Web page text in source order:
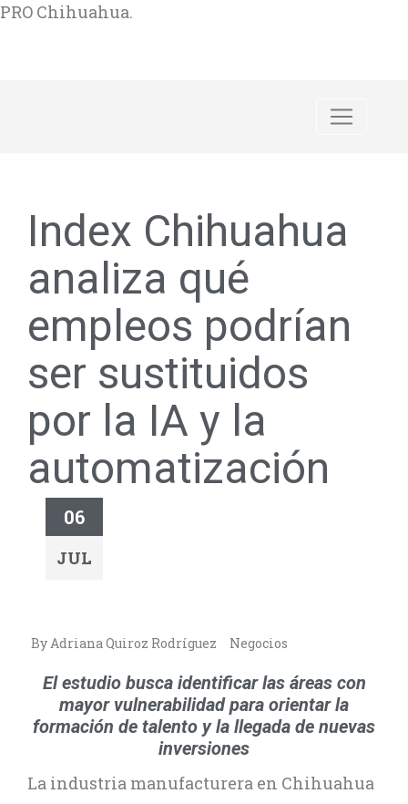
PRO Chihuahua.
Index Chihuahua
analiza qué
empleos podrían
ser sustituidos
por la IA y la
automatización
06
JUL
By Adriana Quiroz Rodríguez Negocios
El estudio busca identificar las áreas con
mayor vulnerabilidad para orientar la
formación de talento y la llegada de nuevas
inversiones
La industria manufacturera en Chihuahua